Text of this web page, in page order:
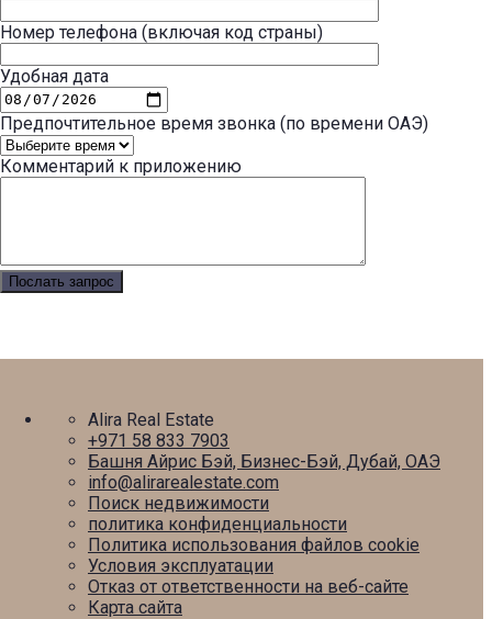
Номер телефона (включая код страны)
Удобная дата
Предпочтительное время звонка (по времени ОАЭ)
Комментарий к приложению
Alira Real Estate
+971 58 833 7903
Башня Айрис Бэй, Бизнес-Бэй, Дубай, ОАЭ
info@alirarealestate.com
Поиск недвижимости
политика конфиденциальности
Политика использования файлов cookie
Условия эксплуатации
Отказ от ответственности на веб-сайте
Карта сайта